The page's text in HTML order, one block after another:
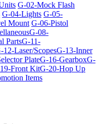
G-02-Mock Flash
G-04-Lights G-05-
Mount G-06-Pistol
G-08-
PartsG-11-
12-Laser/ScopesG-13-Inner
PlateG-16-GearboxG-
Front KitG-20-Hop Up
Items